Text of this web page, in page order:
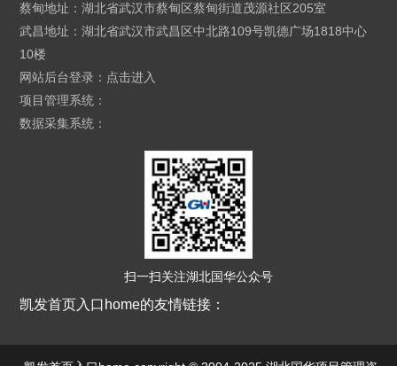
蔡甸地址：湖北省武汉市蔡甸区蔡甸街道茂源社区205室
武昌地址：湖北省武汉市武昌区中北路109号凯德广场1818中心
10楼
网站后台登录： 点击进入
项目管理系统：
数据采集系统：
扫一扫关注湖北国华公众号
凯发首页入口home的友情链接：